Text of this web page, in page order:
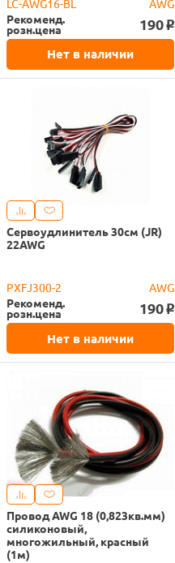
LC-AWG16-BL
AWG
Рекоменд.
розн.цена 190 o
Нет в наличии
Сервоудлинитель 30см (JR)
22AWG
PXFJ300-2
AWG
Рекоменд.
розн.цена 190 o
Нет в наличии
Провод AWG 18 (0,823кв.мм)
силиконовый,
многожильный, красный
(1м)